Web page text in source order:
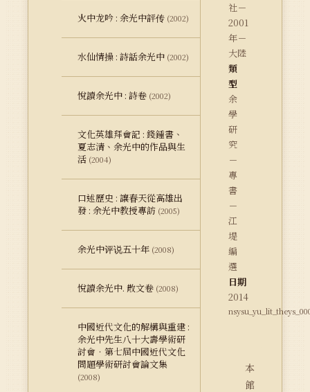
火中龙吟 : 余光中評传 (2002)
水仙情操 : 詩話余光中 (2002)
悅讀余光中 : 詩卷 (2002)
文化英雄拜會記 : 錢鍾書、
夏志清、余光中的作品與生
活 (2004)
口述歷史 : 讓春天從高雄出
發 : 余光中教授專訪 (2005)
余光中评说五十年 (2008)
悅讀余光中. 散文卷 (2008)
中國近代文化的解構與重建 :
余光中先生八十大壽學術研
討會‧第七屆中國近代文化
問題學術研討會論文集
(2008)
社－
2001
年－
大陸
類
型
余
學
研
究
－
專
書
－
江
堤
編
選
日期
2014
本
館